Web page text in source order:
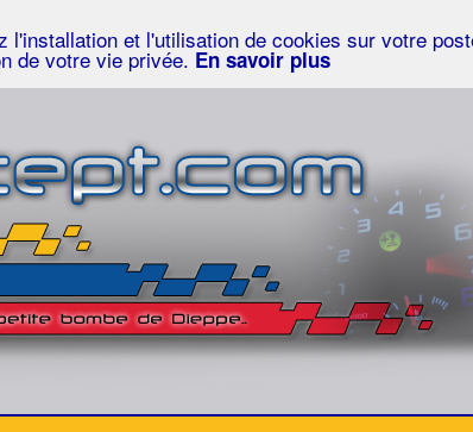
et l'utilisation de cookies sur votre
de votre vie privée. En savoir plus